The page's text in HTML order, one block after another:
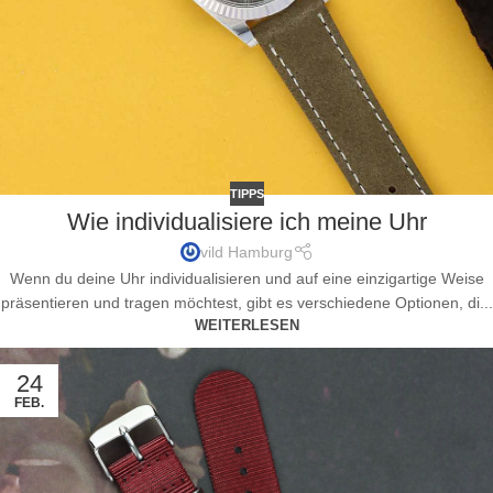
TIPPS
Wie individualisiere ich meine Uhr
vild Hamburg
Wenn du deine Uhr individualisieren und auf eine einzigartige Weise
präsentieren und tragen möchtest, gibt es verschiedene Optionen, di...
WEITERLESEN
24
FEB.